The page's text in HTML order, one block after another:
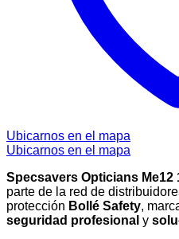
Ubicarnos en el mapa
Ubicarnos en el mapa
Specsavers Opticians Me12
parte de la red de
protección Bollé Safety,
seguridad profesional y